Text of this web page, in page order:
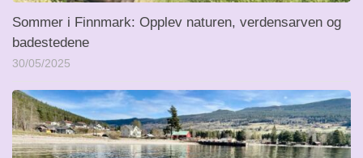
Sommer i Finnmark: Opplev naturen, verdensarven og
badestedene
30/05/2025